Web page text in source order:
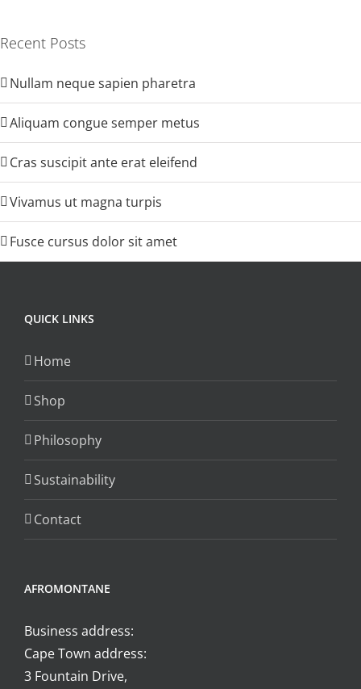
Recent Posts
Nullam neque sapien pharetra
Aliquam congue semper metus
Cras suscipit ante erat eleifend
Vivamus ut magna turpis
Fusce cursus dolor sit amet
QUICK LINKS
Home
Shop
Philosophy
Sustainability
Contact
AFROMONTANE
Business address:
Cape Town address:
3 Fountain Drive,